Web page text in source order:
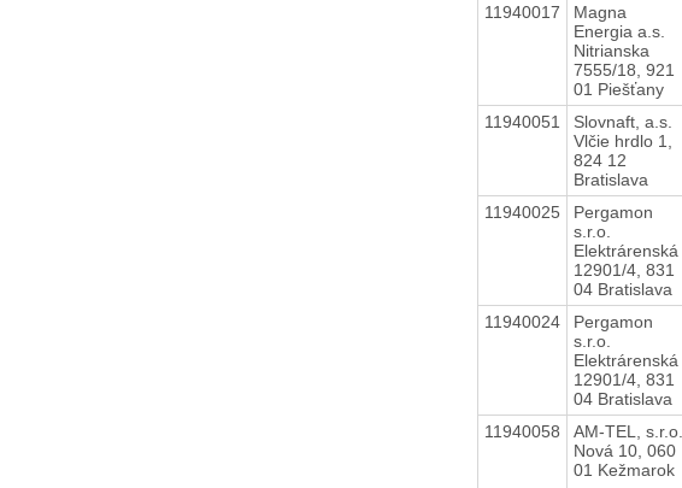
11940017
Magna
Energia a.s.
Nitrianska
7555/18, 921
01 Piešťany
11940051
Slovnaft, a.s.
Vlčie hrdlo 1,
824 12
Bratislava
11940025
Pergamon
s.r.o.
Elektrárenská
12901/4, 831
04 Bratislava
11940024
Pergamon
s.r.o.
Elektrárenská
12901/4, 831
04 Bratislava
11940058
AM-TEL, s.r.o.
Nová 10, 060
01 Kežmarok